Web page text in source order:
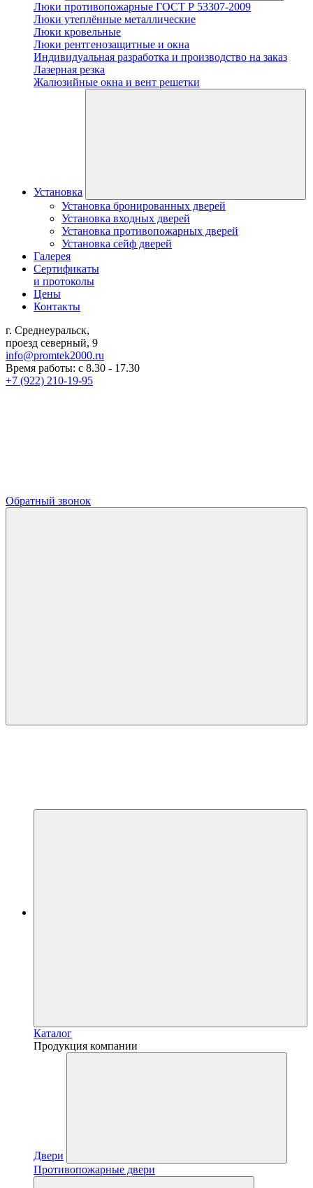
Люки противопожарные ГОСТ Р 53307-2009
Люки утеплённые металлические
Люки кровельные
Люки рентгенозащитные и окна
Индивидуальная разработка и производство на заказ
Лазерная резка
Жалюзийные окна и вент решетки
Установка
Установка бронированных дверей
Установка входных дверей
Установка противопожарных дверей
Установка сейф дверей
Галерея
Сертификаты
и протоколы
Цены
Контакты
г. Среднеуральск,
проезд северный, 9
info@promtek2000.ru
Время работы: с 8.30 - 17.30
+7 (922) 210-19-95
Обратный звонок
Каталог
Продукция компании
Двери
Противопожарные двери